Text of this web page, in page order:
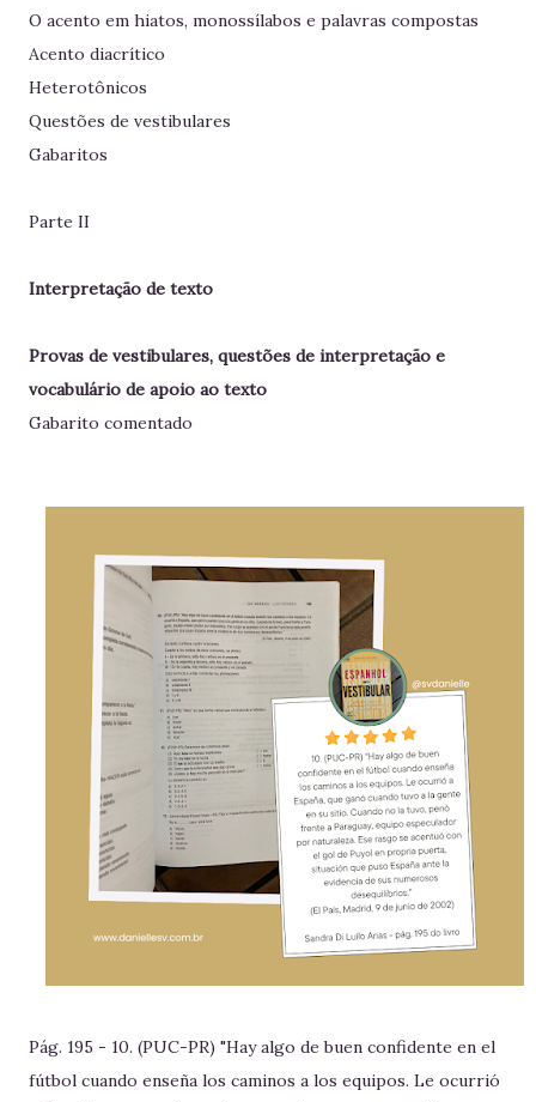
O acento em hiatos, monossílabos e palavras compostas
Acento diacrítico
Heterotônicos
Questões de vestibulares
Gabaritos
Parte II
Interpretação de texto
Provas de vestibulares, questões de interpretação e
vocabulário de apoio ao texto
Gabarito comentado
Pág. 195 - 10. (PUC-PR) "Hay algo de buen confidente en el
fútbol cuando enseña los caminos a los equipos. Le ocurrió